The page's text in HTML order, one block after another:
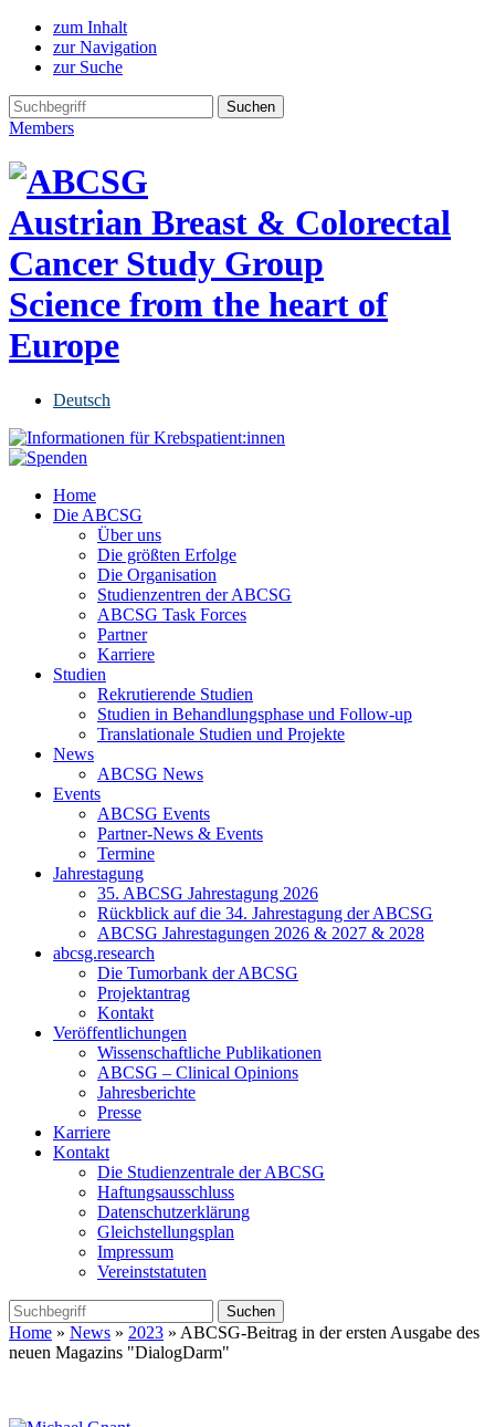
zum Inhalt
zur Navigation
zur Suche
Members
Austrian Breast & Colorectal
Cancer Study Group
Science from the heart of
Europe
Deutsch
Home
Die ABCSG
Über uns
Die größten Erfolge
Die Organisation
Studienzentren der ABCSG
ABCSG Task Forces
Partner
Karriere
Studien
Rekrutierende Studien
Studien in Behandlungsphase und Follow-up
Translationale Studien und Projekte
News
ABCSG News
Events
ABCSG Events
Partner-News & Events
Termine
Jahrestagung
35. ABCSG Jahrestagung 2026
Rückblick auf die 34. Jahrestagung der ABCSG
ABCSG Jahrestagungen 2026 & 2027 & 2028
abcsg.research
Die Tumorbank der ABCSG
Projektantrag
Kontakt
Veröffentlichungen
Wissenschaftliche Publikationen
ABCSG – Clinical Opinions
Jahresberichte
Presse
Karriere
Kontakt
Die Studienzentrale der ABCSG
Haftungsausschluss
Datenschutzerklärung
Gleichstellungsplan
Impressum
Vereinststatuten
Home » News » 2023 » ABCSG-Beitrag in der ersten Ausgabe des
neuen Magazins "DialogDarm"